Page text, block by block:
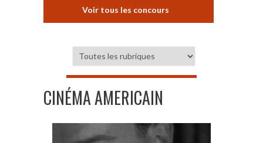
Voir tous les concours
CINÉMA AMERICAIN